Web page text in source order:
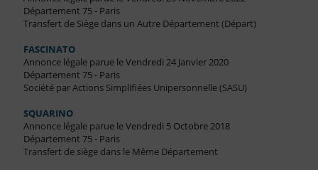
Département 75 - Paris
Transfert de Siège dans un Autre Département (Départ)
FASCINATO
Annonce légale parue le Vendredi 24 Janvier 2020
Département 75 - Paris
Société par Actions Simplifiées Unipersonnelle (SASU)
SQUARINO
Annonce légale parue le Vendredi 5 Octobre 2018
Département 75 - Paris
Transfert de siège dans le Même Département